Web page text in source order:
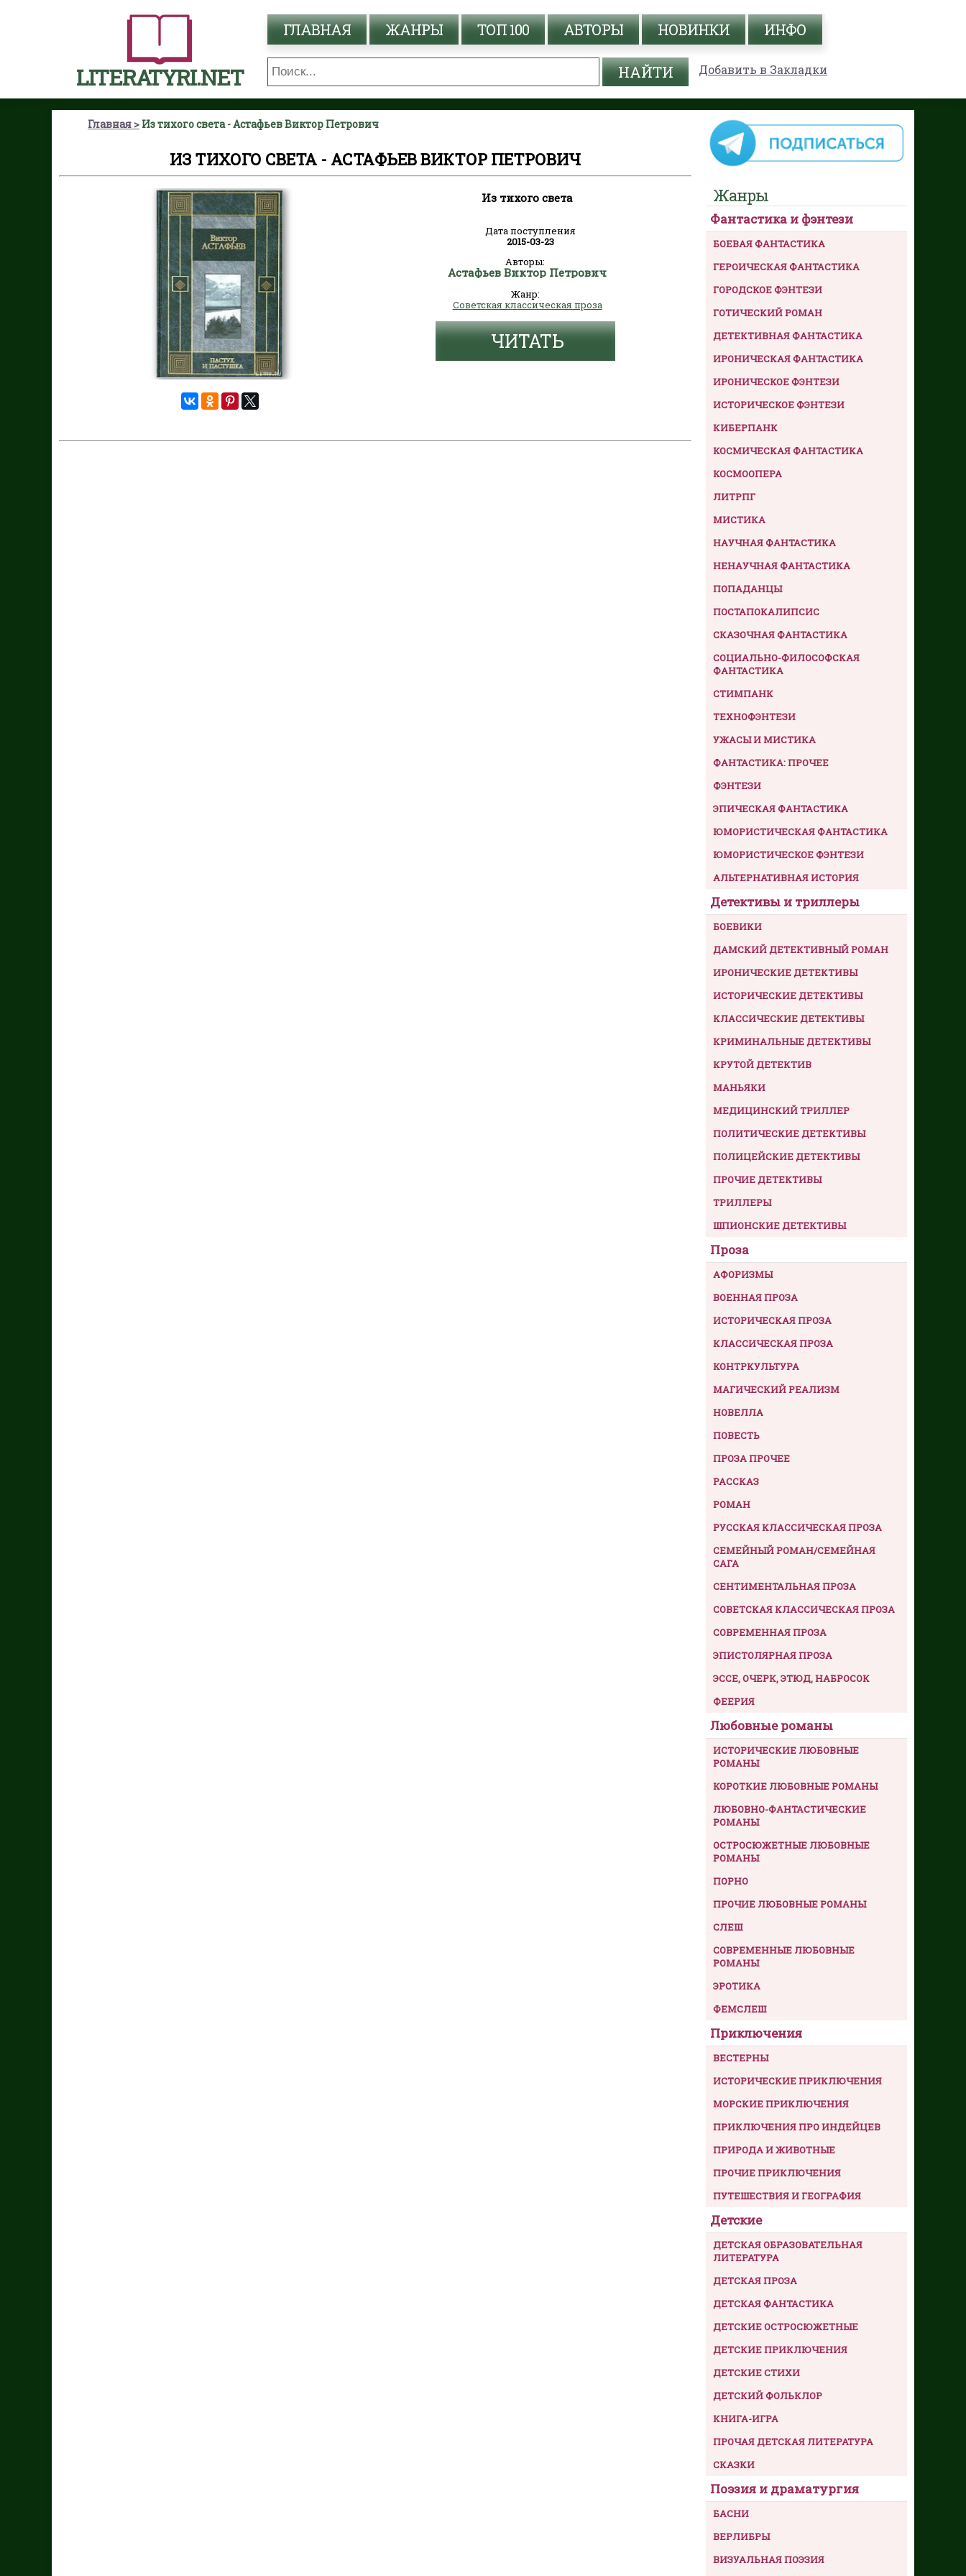
LITERATYRI.NET
ГЛАВНАЯ ЖАНРЫ ТОП 100 АВТОРЫ НОВИНКИ ИНФО
Добавить в Закладки
Главная Из тихого света - Астафьев Виктор Петрович
ИЗ ТИХОГО СВЕТА - АСТАФЬЕВ ВИКТОР ПЕТРОВИЧ
Из тихого света
Дата поступления
2015-03-23
Авторы:
Астафьев Виктор Петрович
Жанр:
Советская классическая проза
ЧИТАТЬ
Жанры
Фантастика и фэнтези
БОЕВАЯ ФАНТАСТИКА
ГЕРОИЧЕСКАЯ ФАНТАСТИКА
ГОРОДСКОЕ ФЭНТЕЗИ
ГОТИЧЕСКИЙ РОМАН
ДЕТЕКТИВНАЯ ФАНТАСТИКА
ИРОНИЧЕСКАЯ ФАНТАСТИКА
ИРОНИЧЕСКОЕ ФЭНТЕЗИ
ИСТОРИЧЕСКОЕ ФЭНТЕЗИ
КИБЕРПАНК
КОСМИЧЕСКАЯ ФАНТАСТИКА
КОСМООПЕРА
ЛИТРПГ
МИСТИКА
НАУЧНАЯ ФАНТАСТИКА
НЕНАУЧНАЯ ФАНТАСТИКА
ПОПАДАНЦЫ
ПОСТАПОКАЛИПСИС
СКАЗОЧНАЯ ФАНТАСТИКА
СОЦИАЛЬНО-ФИЛОСОФСКАЯ
ФАНТАСТИКА
СТИМПАНК
ТЕХНОФЭНТЕЗИ
УЖАСЫ И МИСТИКА
ФАНТАСТИКА: ПРОЧЕЕ
ФЭНТЕЗИ
ЭПИЧЕСКАЯ ФАНТАСТИКА
ЮМОРИСТИЧЕСКАЯ ФАНТАСТИКА
ЮМОРИСТИЧЕСКОЕ ФЭНТЕЗИ
АЛЬТЕРНАТИВНАЯ ИСТОРИЯ
Детективы и триллеры
БОЕВИКИ
ДАМСКИЙ ДЕТЕКТИВНЫЙ РОМАН
ИРОНИЧЕСКИЕ ДЕТЕКТИВЫ
ИСТОРИЧЕСКИЕ ДЕТЕКТИВЫ
КЛАССИЧЕСКИЕ ДЕТЕКТИВЫ
КРИМИНАЛЬНЫЕ ДЕТЕКТИВЫ
КРУТОЙ ДЕТЕКТИВ
МАНЬЯКИ
МЕДИЦИНСКИЙ ТРИЛЛЕР
ПОЛИТИЧЕСКИЕ ДЕТЕКТИВЫ
ПОЛИЦЕЙСКИЕ ДЕТЕКТИВЫ
ПРОЧИЕ ДЕТЕКТИВЫ
ТРИЛЛЕРЫ
ШПИОНСКИЕ ДЕТЕКТИВЫ
Проза
АФОРИЗМЫ
ВОЕННАЯ ПРОЗА
ИСТОРИЧЕСКАЯ ПРОЗА
КЛАССИЧЕСКАЯ ПРОЗА
КОНТРКУЛЬТУРА
МАГИЧЕСКИЙ РЕАЛИЗМ
НОВЕЛЛА
ПОВЕСТЬ
ПРОЗА ПРОЧЕЕ
РАССКАЗ
РОМАН
РУССКАЯ КЛАССИЧЕСКАЯ ПРОЗА
СЕМЕЙНЫЙ РОМАН/СЕМЕЙНАЯ
САГА
СЕНТИМЕНТАЛЬНАЯ ПРОЗА
СОВЕТСКАЯ КЛАССИЧЕСКАЯ ПРОЗА
СОВРЕМЕННАЯ ПРОЗА
ЭПИСТОЛЯРНАЯ ПРОЗА
ЭССЕ, ОЧЕРК, ЭТЮД, НАБРОСОК
ФЕЕРИЯ
Любовные романы
ИСТОРИЧЕСКИЕ ЛЮБОВНЫЕ
РОМАНЫ
КОРОТКИЕ ЛЮБОВНЫЕ РОМАНЫ
ЛЮБОВНО-ФАНТАСТИЧЕСКИЕ
РОМАНЫ
ОСТРОСЮЖЕТНЫЕ ЛЮБОВНЫЕ
РОМАНЫ
ПОРНО
ПРОЧИЕ ЛЮБОВНЫЕ РОМАНЫ
СЛЕШ
СОВРЕМЕННЫЕ ЛЮБОВНЫЕ
РОМАНЫ
ЭРОТИКА
ФЕМСЛЕШ
Приключения
ВЕСТЕРНЫ
ИСТОРИЧЕСКИЕ ПРИКЛЮЧЕНИЯ
МОРСКИЕ ПРИКЛЮЧЕНИЯ
ПРИКЛЮЧЕНИЯ ПРО ИНДЕЙЦЕВ
ПРИРОДА И ЖИВОТНЫЕ
ПРОЧИЕ ПРИКЛЮЧЕНИЯ
ПУТЕШЕСТВИЯ И ГЕОГРАФИЯ
Детские
ДЕТСКАЯ ОБРАЗОВАТЕЛЬНАЯ
ЛИТЕРАТУРА
ДЕТСКАЯ ПРОЗА
ДЕТСКАЯ ФАНТАСТИКА
ДЕТСКИЕ ОСТРОСЮЖЕТНЫЕ
ДЕТСКИЕ ПРИКЛЮЧЕНИЯ
ДЕТСКИЕ СТИХИ
ДЕТСКИЙ ФОЛЬКЛОР
КНИГА-ИГРА
ПРОЧАЯ ДЕТСКАЯ ЛИТЕРАТУРА
СКАЗКИ
Поэзия и драматургия
БАСНИ
ВЕРЛИБРЫ
ВИЗУАЛЬНАЯ ПОЭЗИЯ